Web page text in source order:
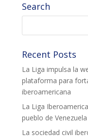
Search
Recent Posts
La Liga impulsa la
plataforma para
iberoamericana
La Liga
pueblo de Venezuela
La sociedad civil
CONEIX
La Fundació